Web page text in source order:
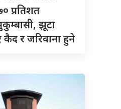
प्रतिशत
झूटा
कैद र जरिवाना हुने